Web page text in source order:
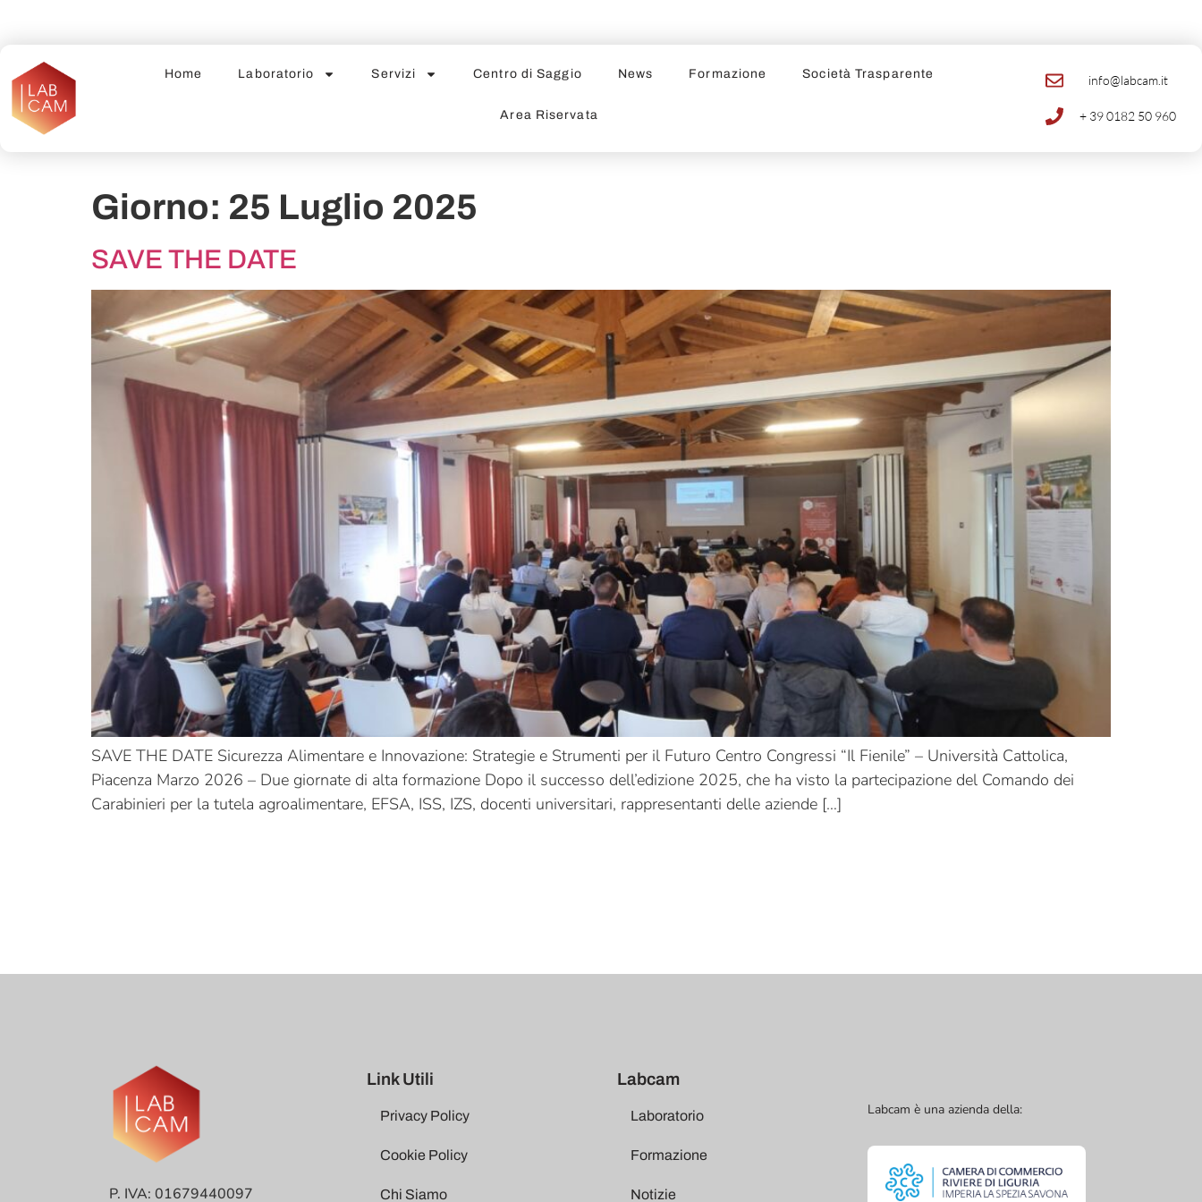
info@labcam.it
+ 39 0182 50 960
Home Laboratorio Servizi Centro di Saggio News Formazione Società Trasparente
Area Riservata
Giorno: 25 Luglio 2025
SAVE THE DATE
SAVE THE DATE Sicurezza Alimentare e Innovazione: Strategie e Strumenti per il Futuro Centro Congressi “Il Fienile” – Università Cattolica,
Piacenza Marzo 2026 – Due giornate di alta formazione Dopo il successo dell’edizione 2025, che ha visto la partecipazione del Comando dei
Carabinieri per la tutela agroalimentare, EFSA, ISS, IZS, docenti universitari, rappresentanti delle aziende […]
P. IVA: 01679440097
Link Utili
Privacy Policy
Cookie Policy
Chi Siamo
Labcam
Laboratorio
Formazione
Notizie
Labcam è una azienda della: